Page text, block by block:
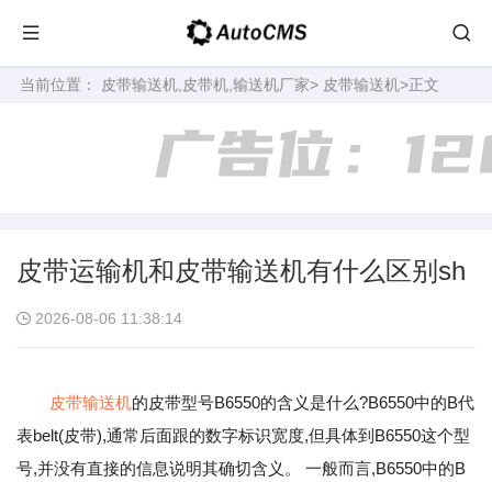
当前位置： 皮带输送机,皮带机,输送机厂家> 皮带输送机>正文
皮带运输机和皮带输送机有什么区别sh
2026-08-06 11:38:14
皮带输送机的皮带型号B6550的含义是什么?B6550中的B代
表belt(皮带),通常后面跟的数字标识宽度,但具体到B6550这个型
号,并没有直接的信息说明其确切含义。 一般而言,B6550中的B